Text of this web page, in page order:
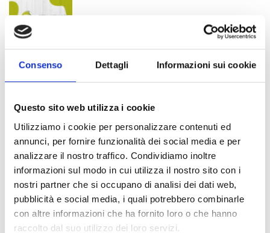
Consenso Dettagli Informazioni sui cookie
Questo sito web utilizza i cookie
Utilizziamo i cookie per personalizzare contenuti ed
annunci, per fornire funzionalità dei social media e per
analizzare il nostro traffico. Condividiamo inoltre
informazioni sul modo in cui utilizza il nostro sito con i
nostri partner che si occupano di analisi dei dati web,
pubblicità e social media, i quali potrebbero combinarle
con altre informazioni che ha fornito loro o che hanno
raccolto dal suo utilizzo dei loro servizi.
FANTASIA DEL CONTADINO
36,00€
1x Peperoncini “Zefirino” ripieni con tonno e capperi in olio di oliva
1x Carciofi a spicchi in olio d’oliva
1x Filetti di peperone grigliato con capperi, prezzemolo e aglio in olio di
oliva